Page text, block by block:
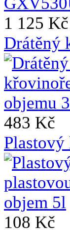
1 125 Kč
Drátěný
483 Kč
108 Kč